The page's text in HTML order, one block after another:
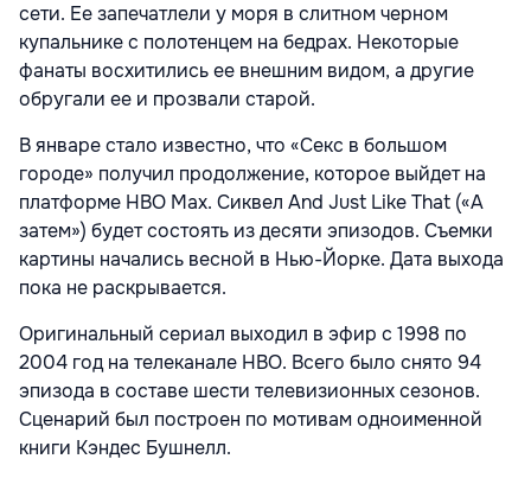
сети. Ее запечатлели у моря в слитном черном
купальнике с полотенцем на бедрах. Некоторые
фанаты восхитились ее внешним видом, а другие
обругали ее и прозвали старой.
В январе стало известно, что «Секс в большом
городе» получил продолжение, которое выйдет на
платформе HBO Max. Сиквел And Just Like That («А
затем») будет состоять из десяти эпизодов. Съемки
картины начались весной в Нью-Йорке. Дата выхода
пока не раскрывается.
Оригинальный сериал выходил в эфир с 1998 по
2004 год на телеканале HBO. Всего было снято 94
эпизода в составе шести телевизионных сезонов.
Сценарий был построен по мотивам одноименной
книги Кэндес Бушнелл.